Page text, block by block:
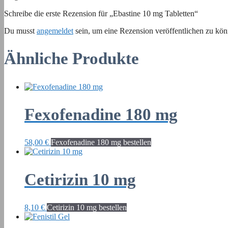
Schreibe die erste Rezension für „Ebastine 10 mg Tabletten“
Du musst angemeldet sein, um eine Rezension veröffentlichen zu
Ähnliche Produkte
Fexofenadine 180 mg
58,00 € Fexofenadine 180 mg bestellen
Cetirizin 10 mg
8,10 € Cetirizin 10 mg bestellen